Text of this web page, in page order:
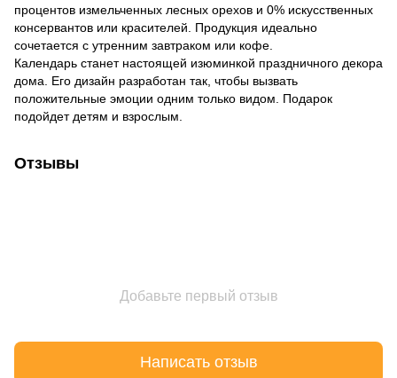
процентов измельченных лесных орехов и 0% искусственных
консервантов или красителей. Продукция идеально
сочетается с утренним завтраком или кофе.
Календарь станет настоящей изюминкой праздничного декора
дома. Его дизайн разработан так, чтобы вызвать
положительные эмоции одним только видом. Подарок
подойдет детям и взрослым.
Отзывы
Добавьте первый отзыв
Написать отзыв